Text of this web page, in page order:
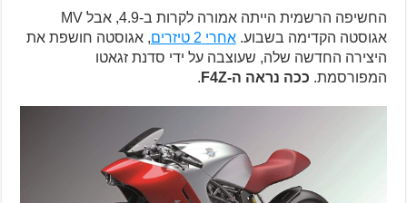
החשיפה הרשמית הייתה אמורה לקרות ב-4.9, אבל MV
אגוסטה הקדימה בשבוע.אחרי 2 טיזרים
, אגוסטה חושפת את
היצירה החדשה שלה, שעוצבה על ידי סדנת זגאטו
המפורסמת. ככה נראה ה-F4Z .